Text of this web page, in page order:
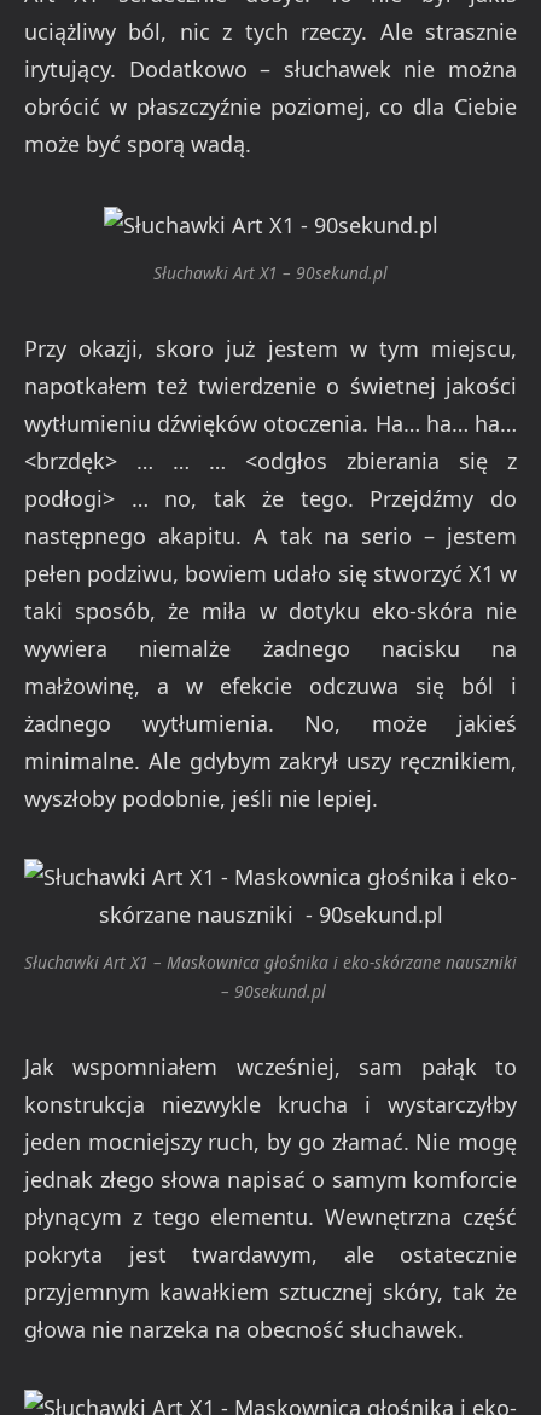
uciążliwy ból, nic z tych rzeczy. Ale strasznie
irytujący. Dodatkowo – słuchawek nie można
obrócić w płaszczyźnie poziomej, co dla Ciebie
może być sporą wadą.
Słuchawki Art X1 – 90sekund.pl
Przy okazji, skoro już jestem w tym miejscu,
napotkałem też twierdzenie o świetnej jakości
wytłumieniu dźwięków otoczenia. Ha… ha… ha…
<brzdęk> … … … <odgłos zbierania się z
podłogi> … no, tak że tego. Przejdźmy do
następnego akapitu. A tak na serio – jestem
pełen podziwu, bowiem udało się stworzyć X1 w
taki sposób, że miła w dotyku eko-skóra nie
wywiera niemalże żadnego nacisku na
małżowinę, a w efekcie odczuwa się ból i
żadnego wytłumienia. No, może jakieś
minimalne. Ale gdybym zakrył uszy ręcznikiem,
wyszłoby podobnie, jeśli nie lepiej.
Słuchawki Art X1 – Maskownica głośnika i eko-skórzane nauszniki
– 90sekund.pl
Jak wspomniałem wcześniej, sam pałąk to
konstrukcja niezwykle krucha i wystarczyłby
jeden mocniejszy ruch, by go złamać. Nie mogę
jednak złego słowa napisać o samym komforcie
płynącym z tego elementu. Wewnętrzna część
pokryta jest twardawym, ale ostatecznie
przyjemnym kawałkiem sztucznej skóry, tak że
głowa nie narzeka na obecność słuchawek.